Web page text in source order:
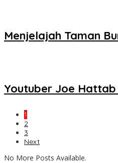
Menjelajah Taman
Youtuber Joe Hattab
1
2
3
Next
No More Posts Available.